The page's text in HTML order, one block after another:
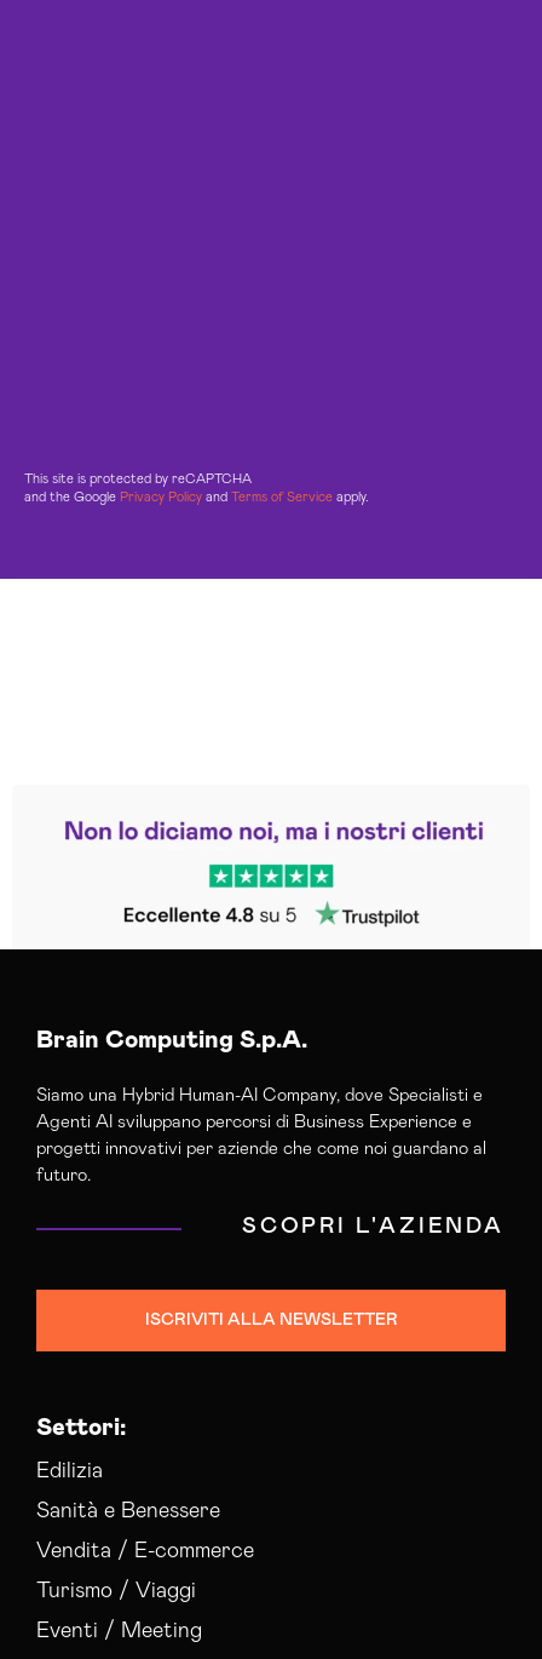
This site is protected by reCAPTCHA
and the Google Privacy Policy and Terms of Service apply.
Trustpilot
Brain Computing S.p.A.
Siamo una Hybrid Human-AI Company, dove Specialisti e
Agenti AI sviluppano percorsi di Business Experience e
progetti innovativi per aziende che come noi guardano al
futuro.
SCOPRI L'AZIENDA
ISCRIVITI ALLA NEWSLETTER
Settori:
Edilizia
Sanità e Benessere
Vendita / E-commerce
Turismo / Viaggi
Eventi / Meeting